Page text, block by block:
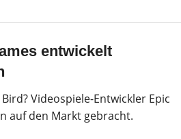
entwickelt
Videospiele-Entwickler Epic
auf den Markt gebracht.